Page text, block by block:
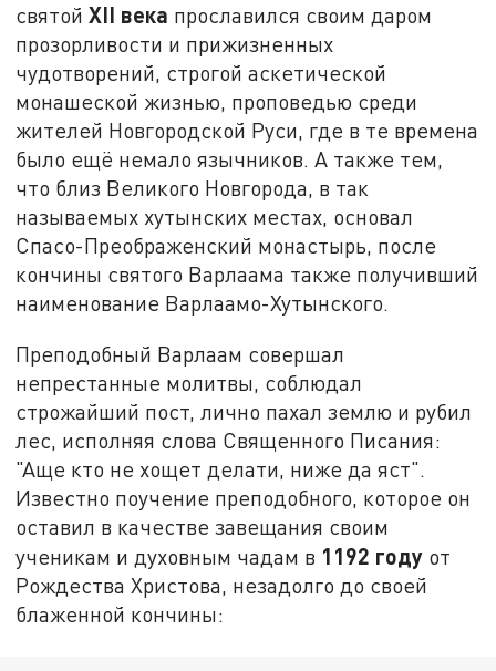
святойXII века прославился своим даром
прозорливости и прижизненных
чудотворений, строгой аскетической
монашеской жизнью, проповедью среди
жителей Новгородской Руси, где в те времена
было ещё немало язычников. А также тем,
что близ Великого Новгорода, в так
называемых хутынских местах, основал
Спасо-Преображенский монастырь, после
кончины святого Варлаама также получивший
наименование Варлаамо-Хутынского.
Преподобный Варлаам совершал
непрестанные молитвы, соблюдал
строжайший пост, лично пахал землю и рубил
лес, исполняя слова Священного Писания:
"Аще кто не хощет делати, ниже да яст".
Известно поучение преподобного, которое он
оставил в качестве завещания своим
ученикам и духовным чадам в 1192 году от
Рождества Христова, незадолго до своей
блаженной кончины: